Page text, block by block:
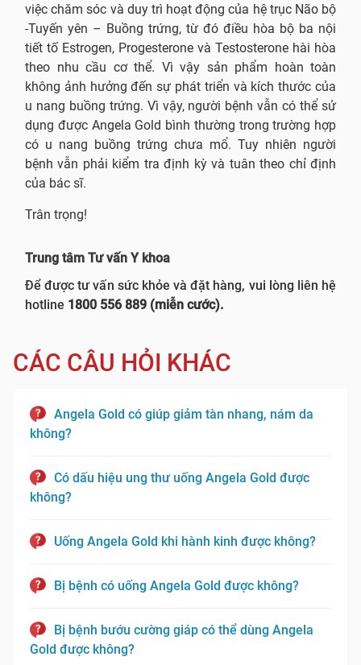
việc chăm sóc và duy trì hoạt động của hệ trục Não bộ
-Tuyến yên – Buồng trứng, từ đó điều hòa bộ ba nội
tiết tố Estrogen, Progesterone và Testosterone hài hòa
theo nhu cầu cơ thể. Vì vậy sản phẩm hoàn toàn
không ảnh hưởng đến sự phát triển và kích thước của
u nang buồng trứng. Vì vậy, người bệnh vẫn có thể sử
dụng được Angela Gold bình thường trong trường hợp
có u nang buồng trứng chưa mổ. Tuy nhiên người
bệnh vẫn phải kiểm tra định kỳ và tuân theo chỉ định
của bác sĩ.
Trân trọng!
Trung tâm Tư vấn Y khoa
Để được tư vấn sức khỏe và đặt hàng, vui lòng liên hệ
hotline 1800 556 889 (miễn cước).
CÁC CÂU HỎI KHÁC
Angela Gold có giúp giảm tàn nhang, nám da
không?
Có dấu hiệu ung thư uống Angela Gold được
không?
Uống Angela Gold khi hành kinh được không?
Bị bệnh có uống Angela Gold được không?
Bị bệnh bướu cường giáp có thể dùng Angela
Gold được không?